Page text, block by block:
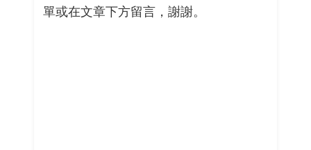
單或在文章下方留言，謝謝。